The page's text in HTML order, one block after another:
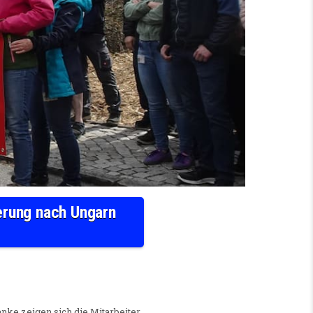
nach Ungarn
SÄCHSISCHEN SEBNITZ GEGEN DIE VERLAGERUNG NACH UNGARN KÄMPFEN